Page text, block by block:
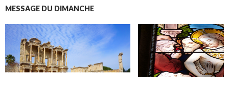
MESSAGE DU DIMANCHE